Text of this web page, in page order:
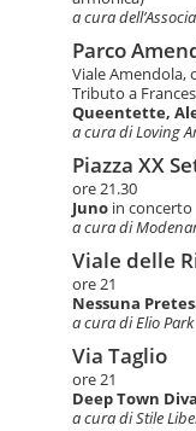
a cura
Parco
Viale Amendola,
Tributo a
Queentette,
a cura di Loving
Piazza XX
ore 21.30
Juno in concerto
a cura di
Viale delle
ore 21
Nessuna
a cura di Elio Park
Via Taglio
ore 21
Deep Town
a cura di Stile